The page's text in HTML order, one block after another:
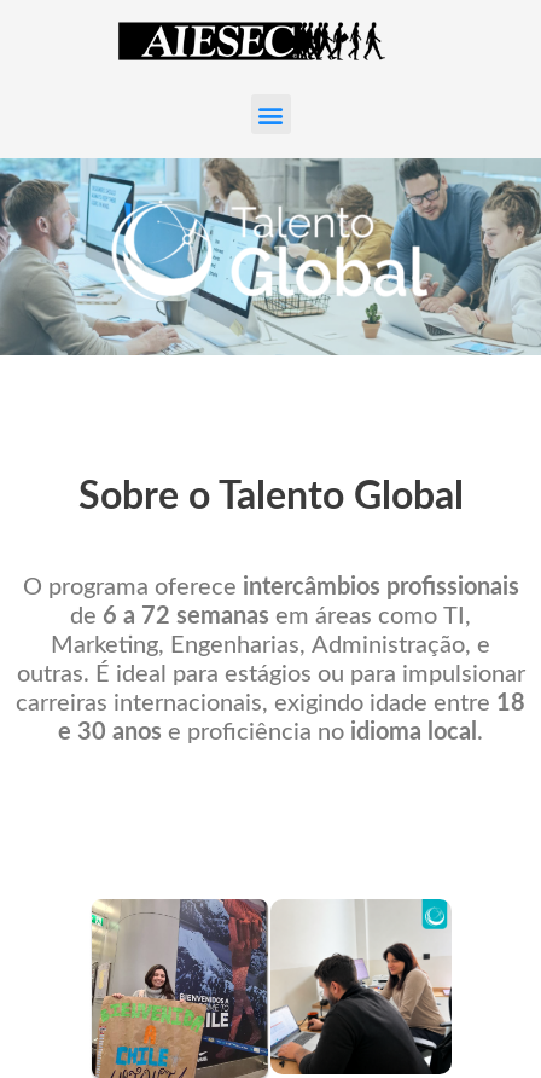
Sobre o Talento Global
O programa oferece intercâmbios profissionais
de 6 a 72 semanas em áreas como TI,
Marketing, Engenharias, Administração, e
outras. É ideal para estágios ou para impulsionar
carreiras internacionais, exigindo idade entre 18
e 30 anos e proficiência no idioma local .